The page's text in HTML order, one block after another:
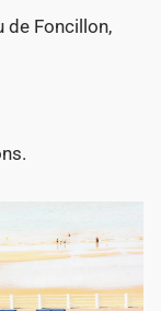
de Foncillon,